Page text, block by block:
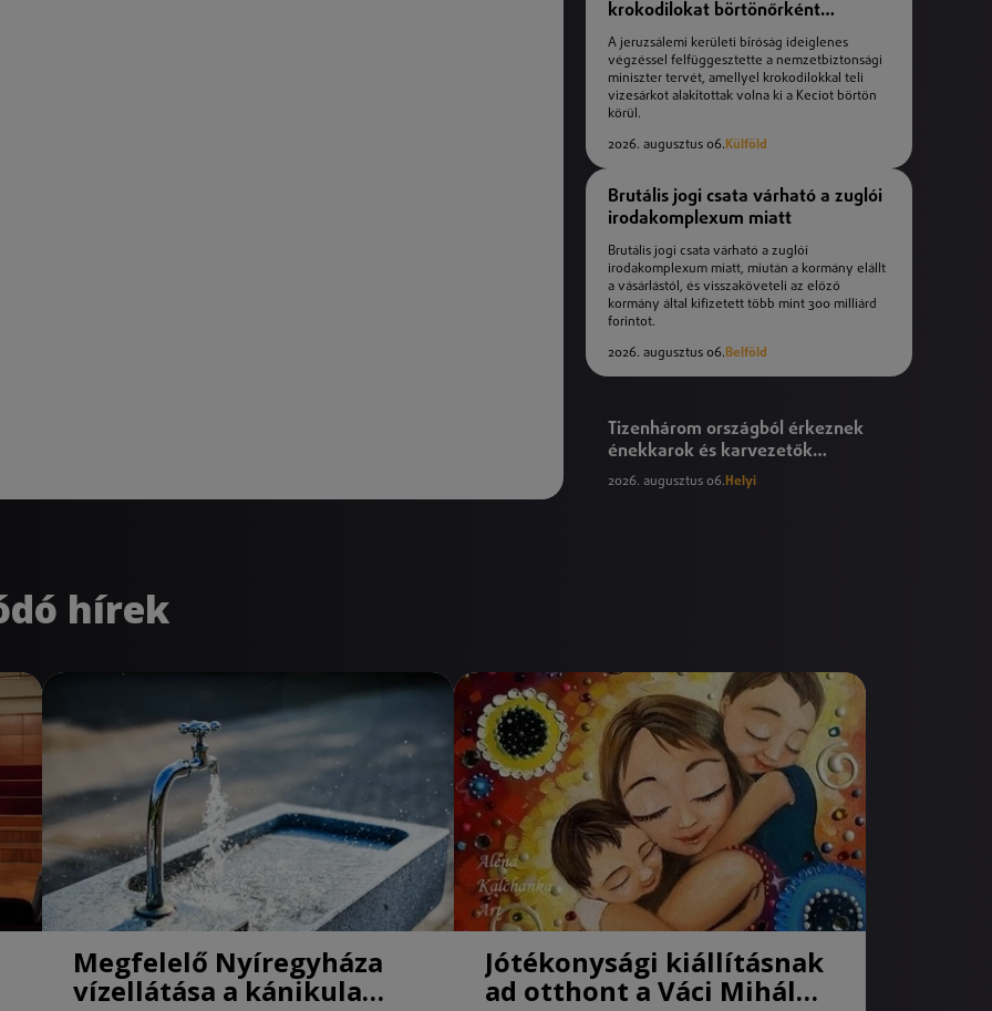
krokodilokat börtönőrként
Izraelben
A jeruzsálemi kerületi bíróság ideiglenes
végzéssel felfüggesztette a nemzetbiztonsági
miniszter tervét, amellyel krokodilokkal teli
vizesárkot alakítottak volna ki a Keciot börtön
körül.
2026. augusztus 06. Külföld
Brutális jogi csata várható a zuglói
irodakomplexum miatt
Brutális jogi csata várható a zuglói
irodakomplexum miatt, miután a kormány elállt
a vásárlástól, és visszaköveteli az előző
kormány által kifizetett több mint 300 milliárd
forintot.
2026. augusztus 06.Belföld
Tizenhárom országból érkeznek
énekkarok és karvezetők
Nyíregyházára
2026. augusztus 06. Helyi
hírek
Megfelelő Nyíregyháza
vízellátása a kánikula
Jótékonysági kiállításnak
ad otthont a Váci Mihály